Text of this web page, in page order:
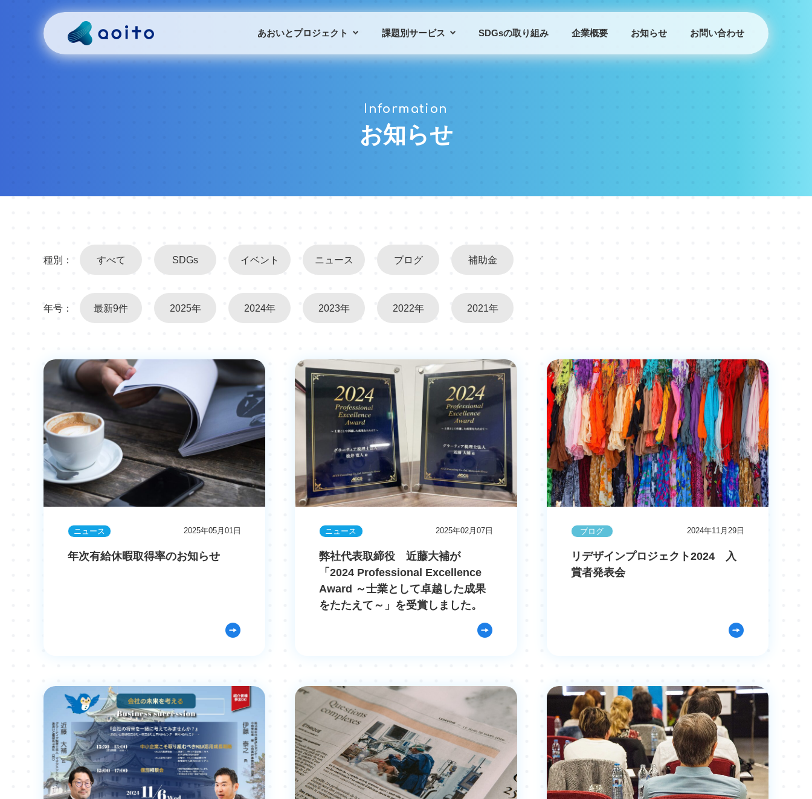
あおいとプロジェクト 課題別サービス
導入事例
SDGsの取り組み 企業概要 お知らせ お問い合わせ
Information
お知らせ
種別： すべて SDGs イベント ニュース ブログ 補助金
年号： 最新9件 2025年 2024年 2023年 2022年 2021年
ニュース 2025年05月01日
年次有給休暇取得率のお知らせ
ニュース 2025年02月07日
弊社代表取締役 近藤大補が
「2024 Professional Excellence
Award ～士業として卓越した成果
をたたえて～」を受賞しました。
ブログ 2024年11月29日
リデザインプロジェクト2024 入
賞者発表会